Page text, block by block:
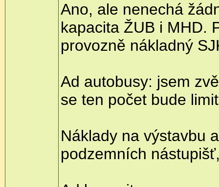
Ano, ale nenechá
kapacita ŽUB i MHD.
provozně nákladný
Ad autobusy: jsem
se ten počet bude
Náklady na výstavbu
podzemních